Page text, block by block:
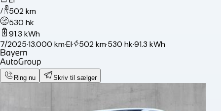
502 km
530 hk
91.3 kWh
7/2025·13.000 km·El· 502 km·530 hk·91.3 kWh
Ring nu Skriv til sælger